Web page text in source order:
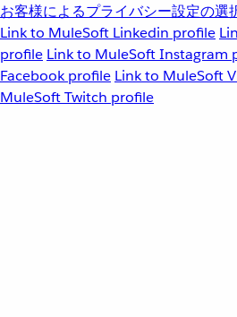
お客様によるプライバシー設定の選
Link to MuleSoft Linkedin profile
profile Link to MuleSoft Instagram
Facebook profile Link to MuleSoft
MuleSoft Twitch profile